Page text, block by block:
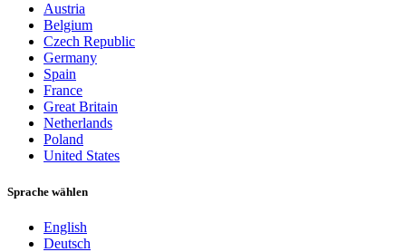
Austria
Belgium
Czech Republic
Germany
Spain
France
Great Britain
Netherlands
Poland
United States
Sprache wählen
English
Deutsch